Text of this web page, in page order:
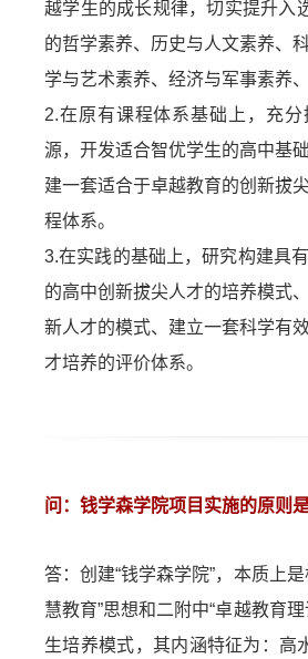
越学生的成长规律，切实提升入
的哲学素养、历史与人文素养、
学与艺术素养、经济与军事素养
2.在原有课程体系基础上，充
源，开发适合智优学生的高中基
建一套适合于卓越教育的创新拔
程体系。
3.在实践的基础上，研究构建具
的高中创新拔尖人才的培养模式
新人才的模式、建立一套科学有
才培养的评价体系。
问：钱学森学院项目实施的原则是
答：创建“钱学森学院”，本质上
慧教育”思想和二附中“卓越教育
生培养模式，其内涵特征为：高